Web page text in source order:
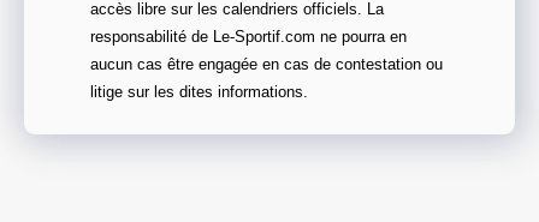
accès libre sur les calendriers officiels. La
responsabilité de Le-Sportif.com ne pourra en
aucun cas être engagée en cas de contestation ou
litige sur les dites informations.